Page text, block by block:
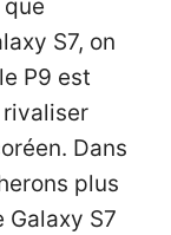
S7, on
P9 est
Dans
plus
Galaxy S7